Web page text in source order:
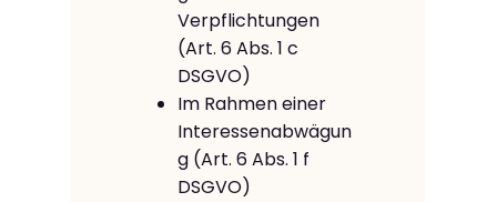
Verpflichtungen
(Art. 6 Abs. 1 c
DSGVO)
Im Rahmen einer
Interessenabwägun
g (Art. 6 Abs. 1 f
DSGVO)